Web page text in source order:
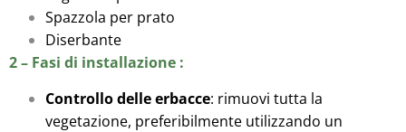
Spazzola per prato
Diserbante
2 – Fasi di installazione :
Controllo delle erbacce: rimuovi tutta la
vegetazione, preferibilmente utilizzando un